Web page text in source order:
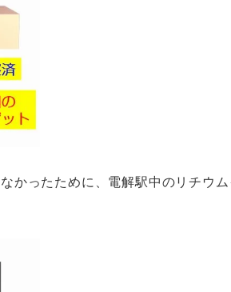
かったために、電解駅中のリチウ